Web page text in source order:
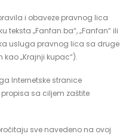
i obaveze pravnog lica
„Fanfan.ba“, „Fanfan“ ili
usluga pravnog lica sa druge
„Krajnji kupac“).
Internetske stranice
sa ciljem zaštite
sve navedeno na ovoj